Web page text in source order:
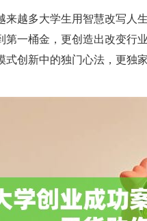
来越多大学生用智慧改写人
第一桶金，更创造出改变行
式创新中的独门心法，更独